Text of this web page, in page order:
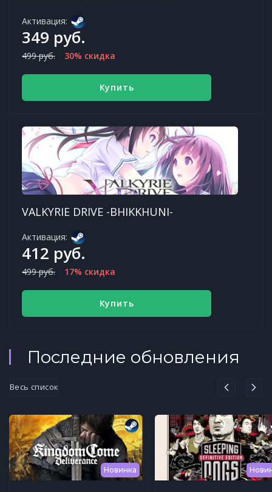
Активация:
349 руб.
499 руб. 30% скидка
Купить
VALKYRIE DRIVE -BHIKKHUNI-
Активация:
412 руб.
499 руб. 17% скидка
Купить
Последние обновления
Весь список
Новинка